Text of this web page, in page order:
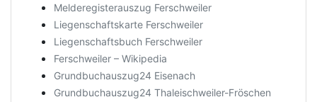
Melderegisterauszug Ferschweiler
Liegenschaftskarte Ferschweiler
Liegenschaftsbuch Ferschweiler
Ferschweiler – Wikipedia
Grundbuchauszug24 Eisenach
Grundbuchauszug24 Thaleischweiler-Fröschen